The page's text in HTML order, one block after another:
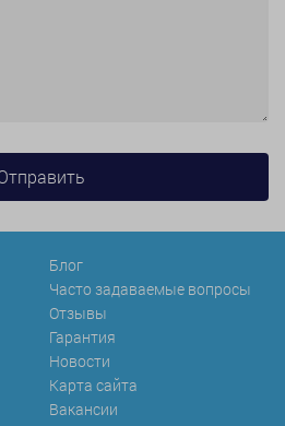
Блог
Часто задаваемые вопросы
Отзывы
Гарантия
Новости
Карта сайта
Вакансии